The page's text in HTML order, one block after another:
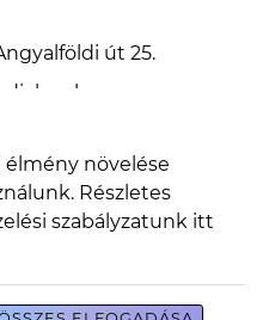
út 25.
út 25.
élmény növelése
Részletes
szabályzatunk itt